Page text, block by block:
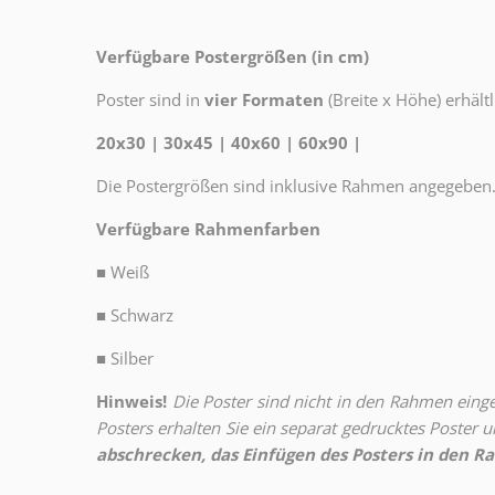
Verfügbare Postergrößen (in cm)
Poster sind in vier Formaten (Breite x Höhe)
20x30 | 30x45 | 40x60 | 60x90 |
Die Postergrößen sind inklusive Rahmen angegeben.
Verfügbare Rahmenfarben
■ Weiß
■ Schwarz
■ Silber
Hinweis! Die Poster sind nicht in den Rahmen
Posters erhalten Sie ein separat gedrucktes Poster
abschrecken, das Einfügen des Posters in den